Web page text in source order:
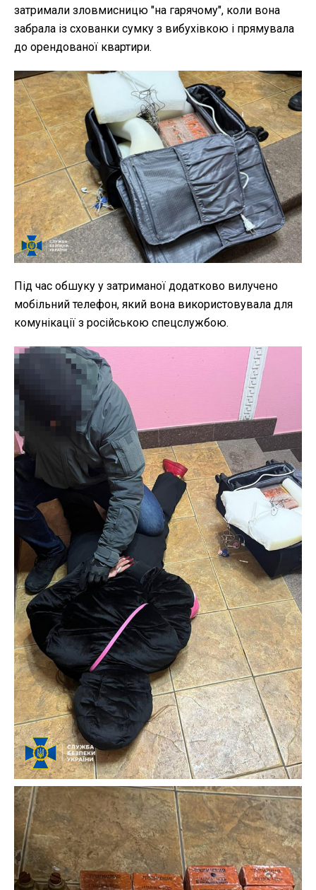
затримали зловмисницю "на гарячому", коли вона
забрала із схованки сумку з вибухівкою і прямувала
до орендованої квартири.
Під час обшуку у затриманої додатково вилучено
мобільний телефон, який вона використовувала для
комунікації з російською спецслужбою.